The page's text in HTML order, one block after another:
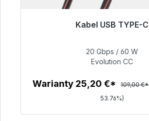
Kabel USB TYPE-C
dostawy 48h*
Szczegóły
20 Gbps / 60 W
Evolution CC
Warianty 25,20 €* 109,00 €*
53.76%)